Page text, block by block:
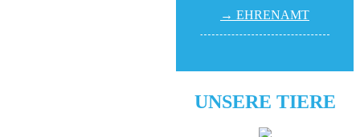
→ EHREN­AMT
UNSERE TIERE